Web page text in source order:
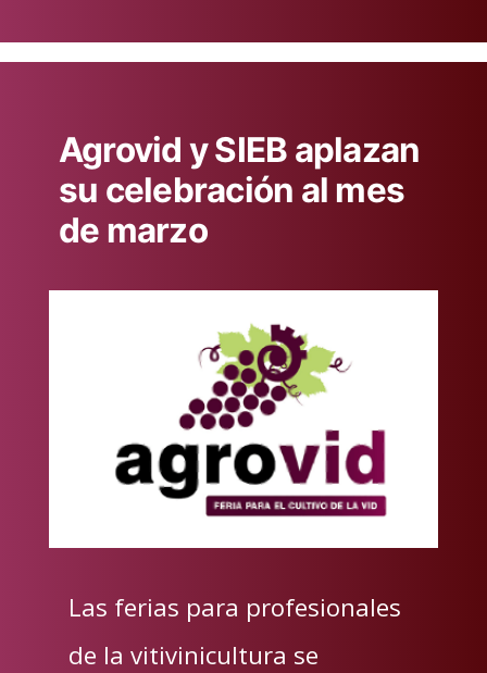
Agrovid y SIEB aplazan
su celebración al mes
de marzo
Las ferias para profesionales
de la vitivinicultura se